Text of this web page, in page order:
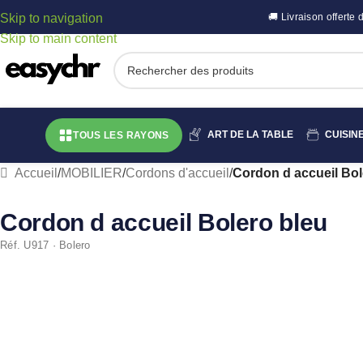
Skip to navigation
Skip to main content
🚚 Livraison offerte
TOUS LES RAYONS ART DE LA TABLE
Accueil /MOBILIER/Cordons d'accueil /Cordon d accueil
Cordon d accueil Bolero bleu
Réf. U917 · Bolero